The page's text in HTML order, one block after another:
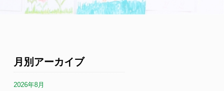
月別アーカイブ
2026年8月